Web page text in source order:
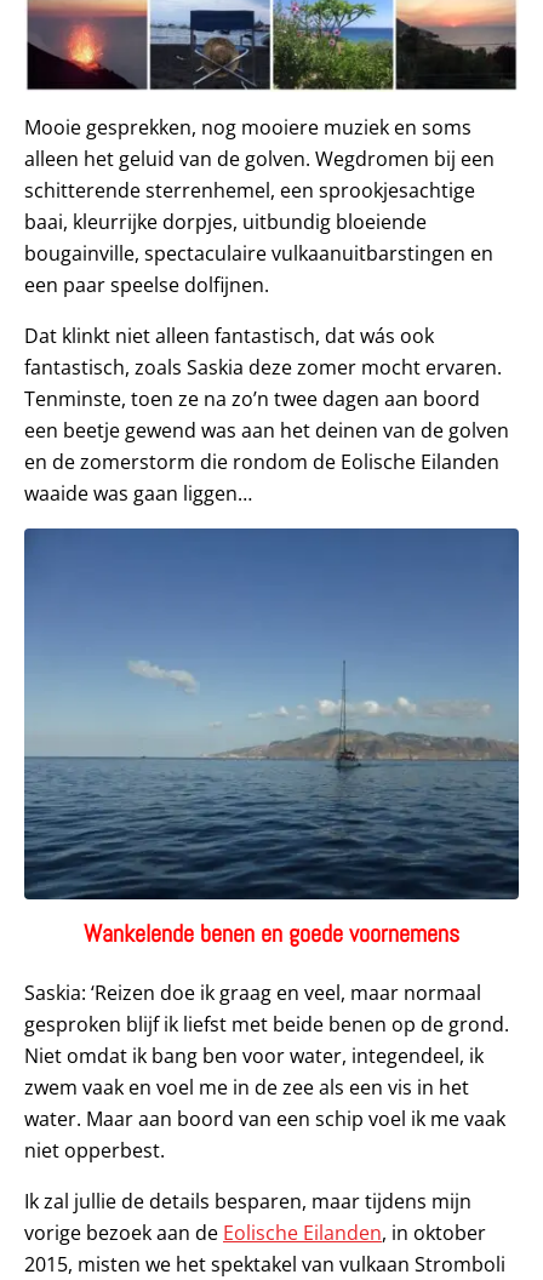
Mooie gesprekken, nog mooiere muziek en soms
alleen het geluid van de golven. Wegdromen bij een
schitterende sterrenhemel, een sprookjesachtige
baai, kleurrijke dorpjes, uitbundig bloeiende
bougainville, spectaculaire vulkaanuitbarstingen en
een paar speelse dolfijnen.
Dat klinkt niet alleen fantastisch, dat wás ook
fantastisch, zoals Saskia deze zomer mocht ervaren.
Tenminste, toen ze na zo’n twee dagen aan boord
een beetje gewend was aan het deinen van de golven
en de zomerstorm die rondom de Eolische Eilanden
waaide was gaan liggen…
Wankelende benen en goede voornemens
Saskia: ‘Reizen doe ik graag en veel, maar normaal
gesproken blijf ik liefst met beide benen op de grond.
Niet omdat ik bang ben voor water, integendeel, ik
zwem vaak en voel me in de zee als een vis in het
water. Maar aan boord van een schip voel ik me vaak
niet opperbest.
Ik zal jullie de details besparen, maar tijdens mijn
vorige bezoek aan de Eolische Eilanden, in oktober
2015, misten we het spektakel van vulkaan Stromboli